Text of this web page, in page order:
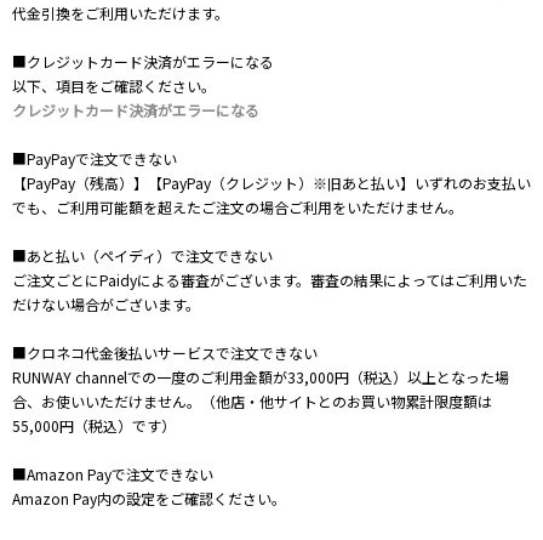
代金引換をご利用いただけます。
■クレジットカード決済がエラーになる
以下、項目をご確認ください。
クレジットカード決済がエラーになる
■PayPayで注文できない
【PayPay（残高）】【PayPay（クレジット）※旧あと払い】いずれのお支払い
でも、ご利用可能額を超えたご注文の場合ご利用をいただけません。
■あと払い（ペイディ）で注文できない
ご注文ごとにPaidyによる審査がございます。審査の結果によってはご利用いた
だけない場合がございます。
■クロネコ代金後払いサービスで注文できない
RUNWAY channelでの一度のご利用金額が33,000円（税込）以上となった場
合、お使いいただけません。（他店・他サイトとのお買い物累計限度額は
55,000円（税込）です）
■Amazon Payで注文できない
Amazon Pay内の設定をご確認ください。